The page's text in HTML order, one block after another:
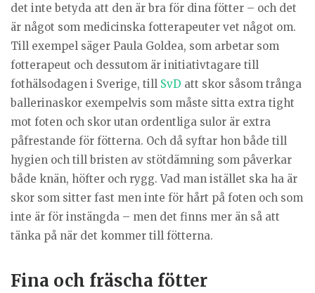
det inte betyda att den är bra för dina fötter – och det
är något som medicinska fotterapeuter vet något om.
Till exempel säger Paula Goldea, som arbetar som
fotterapeut och dessutom är initiativtagare till
fothälsodagen i Sverige, till SvD att skor såsom trånga
ballerinaskor exempelvis som måste sitta extra tight
mot foten och skor utan ordentliga sulor är extra
påfrestande för fötterna. Och då syftar hon både till
hygien och till bristen av stötdämning som påverkar
både knän, höfter och rygg. Vad man istället ska ha är
skor som sitter fast men inte för hårt på foten och som
inte är för instängda – men det finns mer än så att
tänka på när det kommer till fötterna.
Fina och fräscha fötter